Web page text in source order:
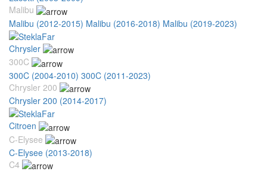
Malibu
Malibu (2012-2015) Malibu (2016-2018) Malibu (2019-2023)
Chrysler
300C
300C (2004-2010) 300C (2011-2023)
Chrysler 200
Chrysler 200 (2014-2017)
Citroen
C-Elysee
C-Elysee (2013-2018)
C4